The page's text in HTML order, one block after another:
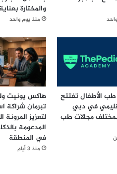
والمختارة بعناية
منذ يوم واحد
طب الأطفال تفتتح
في دبي
مجالات طب
هاكس يونيت
تبرمان شراكة
لتعزيز المرونة
المدعومة
في المنطقة
منذ 3 أيام